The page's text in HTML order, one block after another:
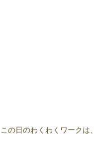
この日のわくわくワークは